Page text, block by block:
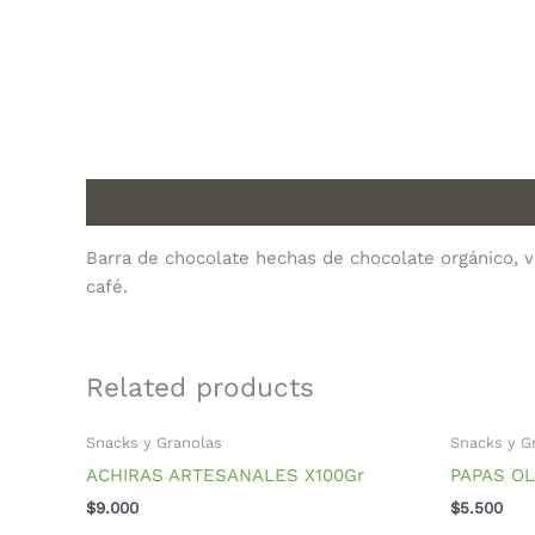
Barra de chocolate hechas de chocolate orgánico,
café.
Related products
Snacks y Granolas
ACHIRAS ARTESANALES X100Gr
$9.000
Snacks y
PAPAS
$5.500